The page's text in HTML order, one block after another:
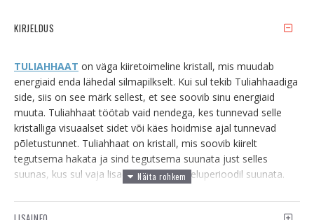
KIRJELDUS
TULIAHHAAT on väga kiiretoimeline kristall, mis muudab
energiaid enda lähedal silmapilkselt. Kui sul tekib Tuliahhaadiga
side, siis on see märk sellest, et see soovib sinu energiaid
muuta. Tuliahhaat töötab vaid nendega, kes tunnevad selle
kristalliga visuaalset sidet või käes hoidmise ajal tunnevad
põletustunnet. Tuliahhaat on kristall, mis soovib kiirelt
tegutsema hakata ja sind tegutsema suunata just selles
suunas, kus sul vaja lisaenergiat antud eluperioodil suunata.
kaIndiasjaBrasiilias.